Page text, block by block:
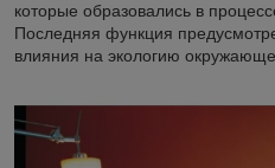
которые образовались в
Последняя функция
влияния на экологию